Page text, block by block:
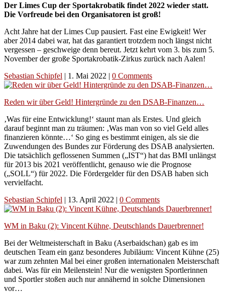
Der Limes Cup der Sportakrobatik findet 2022 wieder statt.
Die Vorfreude bei den Organisatoren ist groß!
Acht Jahre hat der Limes Cup pausiert. Fast eine Ewigkeit! Wer
aber 2014 dabei war, hat das garantiert trotzdem noch längst nicht
vergessen – geschweige denn bereut. Jetzt kehrt vom 3. bis zum 5.
November der große Sportakrobatik-Zirkus zurück nach Aalen!
Sebastian Schipfel | 1. Mai 2022 | 0 Comments
Reden wir über Geld! Hintergründe zu den DSAB-Finanzen…
‚Was für eine Entwicklung!‘ staunt man als Erstes. Und gleich
darauf beginnt man zu träumen: ‚Was man von so viel Geld alles
finanzieren könnte…‘ So ging es bestimmt einigen, als sie die
Zuwendungen des Bundes zur Förderung des DSAB analysierten.
Die tatsächlich geflossenen Summen („IST“) hat das BMI unlängst
für 2013 bis 2021 veröffentlicht, genauso wie die Prognose
(„SOLL“) für 2022. Die Fördergelder für den DSAB haben sich
vervielfacht.
Sebastian Schipfel | 13. April 2022 | 0 Comments
WM in Baku (2): Vincent Kühne, Deutschlands Dauerbrenner!
Bei der Weltmeisterschaft in Baku (Aserbaidschan) gab es im
deutschen Team ein ganz besonderes Jubiläum: Vincent Kühne (25)
war zum zehnten Mal bei einer großen internationalen Meisterschaft
dabei. Was für ein Meilenstein! Nur die wenigsten Sportlerinnen
und Sportler stoßen auch nur annähernd in solche Dimensionen
vor…